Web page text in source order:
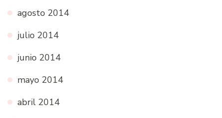
agosto 2014
julio 2014
junio 2014
mayo 2014
abril 2014